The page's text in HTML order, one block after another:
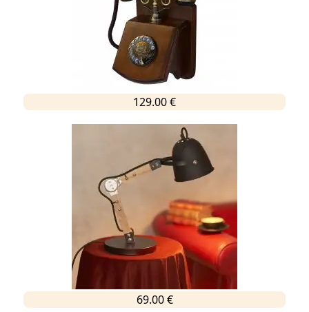
129.00 €
69.00 €